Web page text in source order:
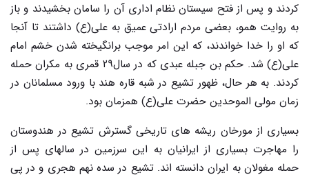
کردند و پس از فتح سیستان نظام اداری آن را سامان بخشیدند و باز
به روایت همو، بعضی مردم ارادتی عمیق به علی(ع) داشتند تا آنجا
که او را خدا خواندند، که این امر موجب برانگیخته شدن خشم امام
علی(ع) شد. حکم بن جبله عبدی که در سال۲۹ قمری به مکران حمله
کردند. به هر حال، ظهور تشیع در شبه قاره هند با ورود مسلمانان در
زمان مولی الموحدین حضرت علی(ع) همزمان بود.
بسیاری از مورخان ریشه های تاریخی گسترش تشیع در هندوستان
را مهاجرت بسیاری از ایرانیان به این سرزمین در سالهای پس از
حمله مغولان به ایران دانسته اند. تشیع در سده نهم هجری و در پی